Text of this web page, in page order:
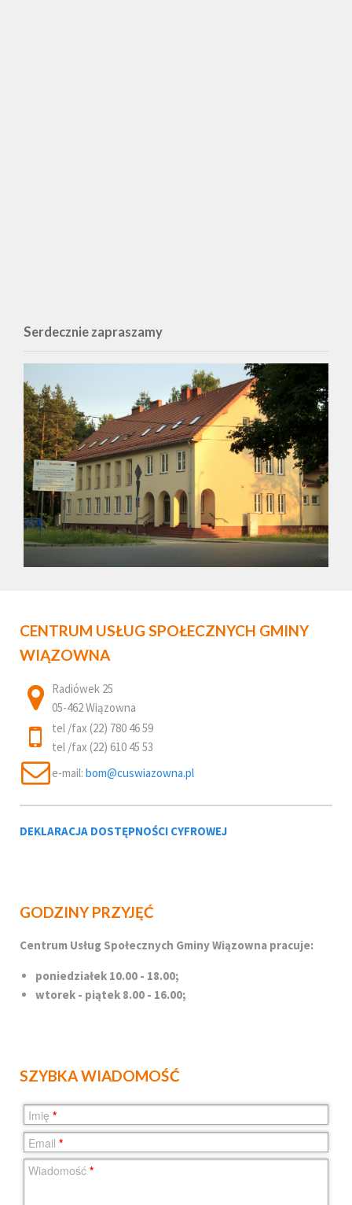
Serdecznie zapraszamy
CENTRUM USŁUG SPOŁECZNYCH GMINY
WIĄZOWNA
Radiówek 25
05-462 Wiązowna
tel /fax (22) 780 46 59
tel /fax (22) 610 45 53
e-mail:
DEKLARACJA DOSTĘPNOŚCI CYFROWEJ
GODZINY PRZYJĘĆ
Centrum Usług Społecznych Gminy Wiązowna pracuje:
poniedziałek 10.00 - 18.00;
wtorek - piątek 8.00 - 16.00;
SZYBKA WIADOMOŚĆ
Imię *
Email *
Wiadomość *